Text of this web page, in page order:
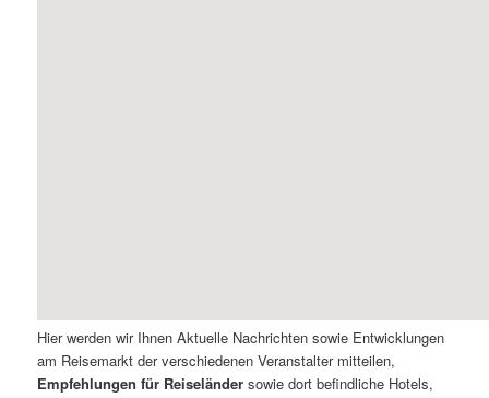
Hier werden wir Ihnen Aktuelle Nachrichten sowie Entwicklungen
am Reisemarkt der verschiedenen Veranstalter mitteilen,
Empfehlungen für Reiseländer sowie dort befindliche Hotels,